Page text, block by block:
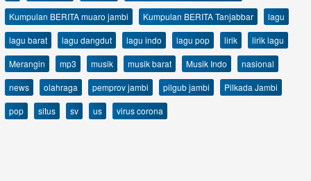
Kumpulan BERITA muaro jambi
Kumpulan BERITA Tanjabbar
lagu
lagu barat
lagu dangdut lagu indo lagu pop lirik
lirik lagu
Merangin
mp3 musik musik barat Musik Indo
nasional
news
olahraga pemprov jambi pilgub jambi
Pilkada Jambi
pop
situs sv us virus corona